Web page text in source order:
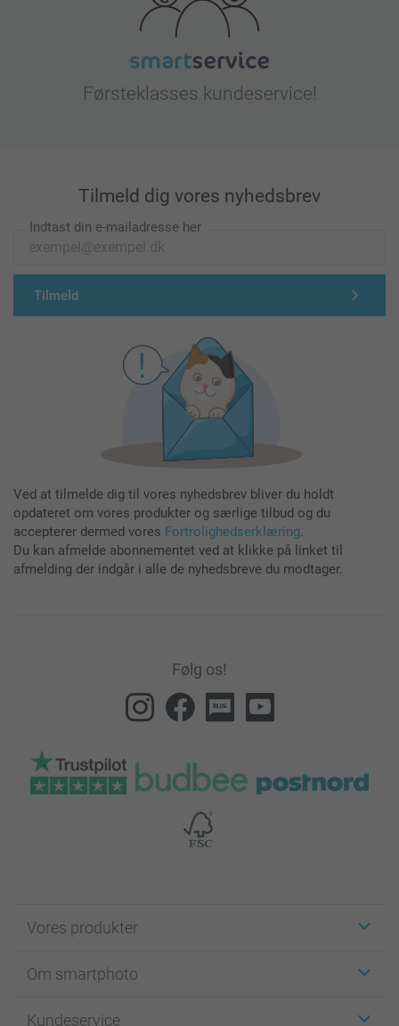
Førsteklasses kundeservice!
Tilmeld dig vores nyhedsbrev
Indtast din e-mailadresse her
Tilmeld
Ved at tilmelde dig til vores nyhedsbrev bliver du holdt
opdateret om vores produkter og særlige tilbud og du
accepterer dermed vores Fortrolighedserklæring.
Du kan afmelde abonnementet ved at klikke på linket til
afmelding der indgår i alle de nyhedsbreve du modtager.
Følg os!
Vores produkter
Fotokort
Om smartphoto
Kundeservice